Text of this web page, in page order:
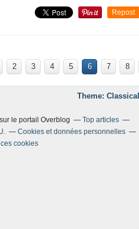
Repost
2 3 4 5 6 7 8
Theme:
sur le portail Overblog
Top articles
Cookies et données personnelles
cookies